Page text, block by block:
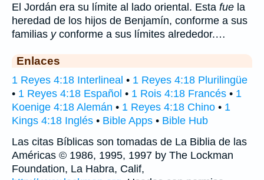
El Jordán era su límite al lado oriental. Esta fue la
heredad de los hijos de Benjamín, conforme a sus
familias yconforme a sus límites alrededor.…
Enlaces
1 Reyes 4:18 Interlineal • 1 Reyes 4:18 Plurilingüe
• 1 Reyes 4:18 Español • 1 Rois 4:18 Francés • 1
Koenige 4:18 Alemán • 1 Reyes 4:18 Chino • 1
Kings 4:18 Inglés • Bible Apps • Bible Hub
Las citas Bíblicas son tomadas de La Biblia de las
Américas © 1986, 1995, 1997 by The Lockman
Foundation, La Habra, Calif,